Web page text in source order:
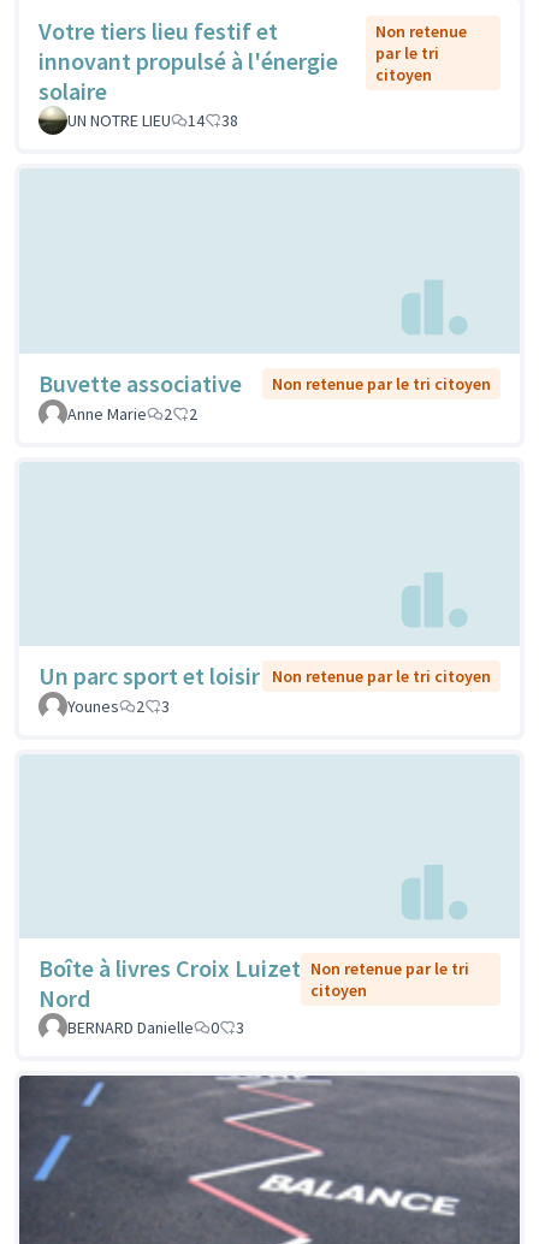
Votre tiers lieu festif et
innovant propulsé à l'énergie
solaire
Non retenue
par le tri
citoyen
UN NOTRE LIEU 14 38
Buvette associative
Non retenue par le tri citoyen
Anne Marie
2 2
Un parc sport et loisir
Non retenue par le tri citoyen
Younes
2 3
Boîte à livres Croix Luizet
Nord
Non retenue par le tri
citoyen
BERNARD Danielle
0 3